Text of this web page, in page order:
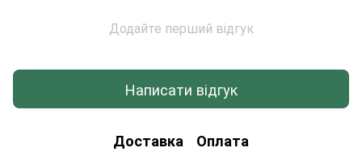
Додайте перший відгук
Написати відгук
Доставка Оплата